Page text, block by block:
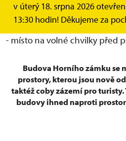
v úterý 18. srpna 2026
13:30 hodin! Děkujeme za
Zázemí pro turisty
- místo na volné chvilky před
Budova Horního zámku se
prostory, kterou jsou nově
taktéž coby zázemí pro turisty.
budovy ihned naproti